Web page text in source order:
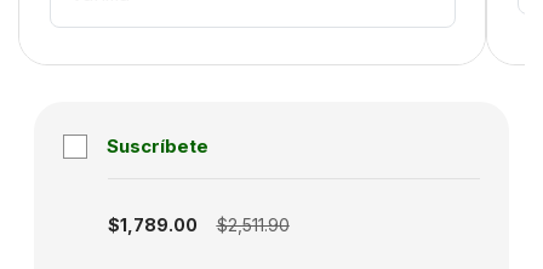
Suscríbete
$1,789.00 $2,511.90